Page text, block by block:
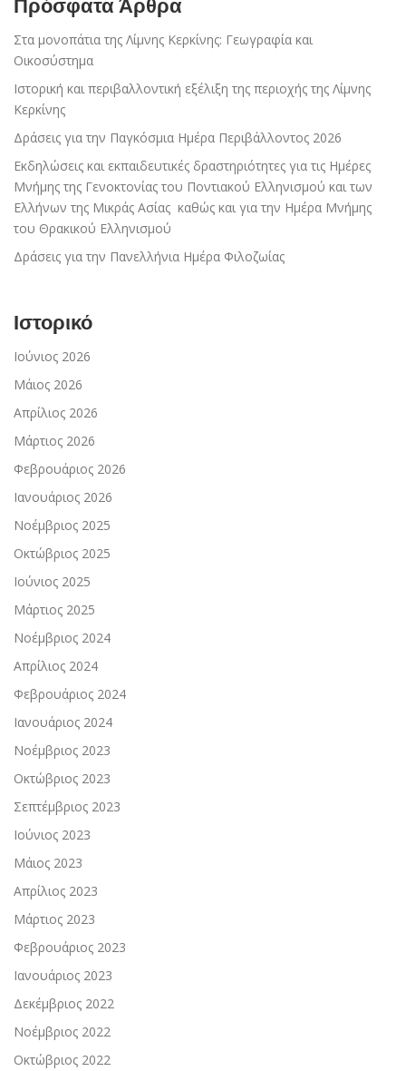
Πρόσφατα Άρθρα
Στα μονοπάτια της Λίμνης Κερκίνης: Γεωγραφία και
Οικοσύστημα
Ιστορική και περιβαλλοντική εξέλιξη της περιοχής της Λίμνης
Κερκίνης
Δράσεις για την Παγκόσμια Ημέρα Περιβάλλοντος 2026
Εκδηλώσεις και εκπαιδευτικές δραστηριότητες για τις Ημέρες
Μνήμης της Γενοκτονίας του Ποντιακού Ελληνισμού και των
Ελλήνων της Μικράς Ασίας καθώς και για την Ημέρα Μνήμης
του Θρακικού Ελληνισμού
Δράσεις για την Πανελλήνια Ημέρα Φιλοζωίας
Ιστορικό
Ιούνιος 2026
Μάιος 2026
Απρίλιος 2026
Μάρτιος 2026
Φεβρουάριος 2026
Ιανουάριος 2026
Νοέμβριος 2025
Οκτώβριος 2025
Ιούνιος 2025
Μάρτιος 2025
Νοέμβριος 2024
Απρίλιος 2024
Φεβρουάριος 2024
Ιανουάριος 2024
Νοέμβριος 2023
Οκτώβριος 2023
Σεπτέμβριος 2023
Ιούνιος 2023
Μάιος 2023
Απρίλιος 2023
Μάρτιος 2023
Φεβρουάριος 2023
Ιανουάριος 2023
Δεκέμβριος 2022
Νοέμβριος 2022
Οκτώβριος 2022